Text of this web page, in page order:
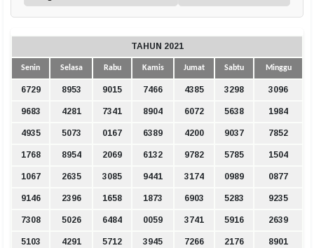
TAHUN 2021
Senin Selasa Rabu Kamis Jumat Sabtu Minggu
6729 8953 9015 7466 4385 3298 3096
9683 4281 7341 8904 6072 5638 1984
4935 5073 0167 6389 4200 9037 7852
1768 8954 2069 6132 9782 5785 1504
1067 2635 3085 9441 3174 0989 0877
9146 2396 1658 1873 6903 5283 9235
7308 5026 6484 0059 3741 5916 2639
5103 4291 5712 3945 7266 2176 8901